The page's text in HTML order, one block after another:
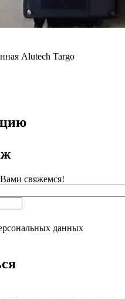
Alutech Targo
свяжемся!
данных